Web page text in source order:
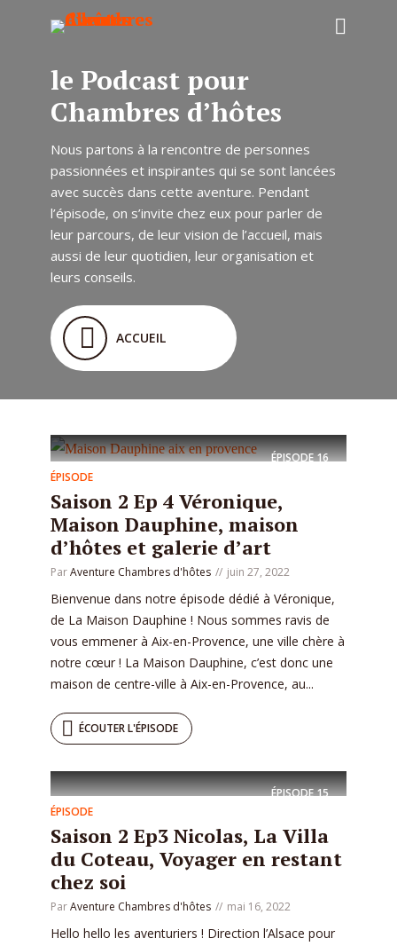
le Podcast pour
Chambres d’hôtes
Nous partons à la rencontre de personnes
passionnées et inspirantes qui se sont lancées
avec succès dans cette aventure. Pendant
l’épisode, on s’invite chez eux pour parler de
leur parcours, de leur vision de l’accueil, mais
aussi de leur quotidien, leur organisation et
leurs conseils.
ACCUEIL
ÉPISODE16
ÉPISODE
Saison 2 Ep 4 Véronique,
Maison Dauphine, maison
d’hôtes et galerie d’art
ParAventure Chambres d'hôtes juin 27, 2022
Bienvenue dans notre épisode dédié à Véronique,
de La Maison Dauphine ! Nous sommes ravis de
vous emmener à Aix-en-Provence, une ville chère à
notre cœur ! La Maison Dauphine, c’est donc une
maison de centre-ville à Aix-en-Provence, au...
ÉCOUTER L'ÉPISODE
ÉPISODE15
ÉPISODE
Saison 2 Ep3 Nicolas, La Villa
du Coteau, Voyager en restant
chez soi
ParAventure Chambres d'hôtes mai 16, 2022
Hello hello les aventuriers ! Direction l’Alsace pour